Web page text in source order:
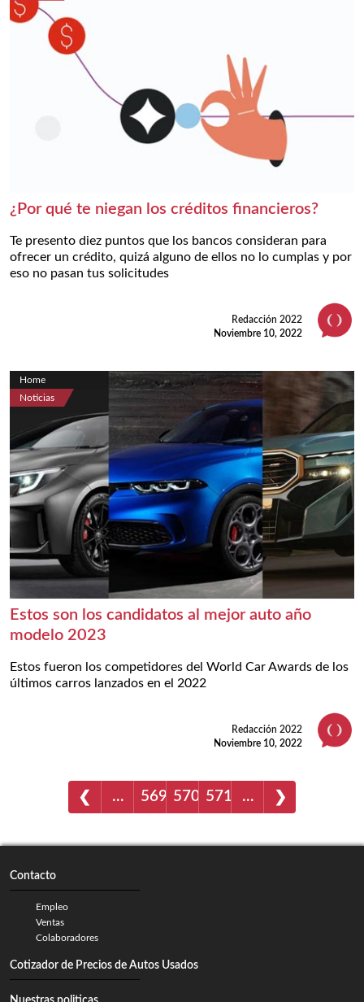
¿Por qué te niegan los créditos financieros?
Te presento diez puntos que los bancos consideran para
ofrecer un crédito, quizá alguno de ellos no lo cumplas y por
eso no pasan tus solicitudes
Redacción 2022
Noviembre 10, 2022
Home
Noticias
Estos son los candidatos al mejor auto año
modelo 2023
Estos fueron los competidores del World Car Awards de los
últimos carros lanzados en el 2022
Redacción 2022
Noviembre 10, 2022
❮ … 569 570 571 … ❯
Contacto
Empleo
Ventas
Colaboradores
Cotizador de Precios de Autos Usados